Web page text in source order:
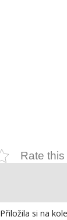
Rate
Přiložila si na